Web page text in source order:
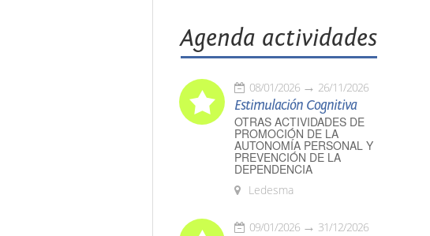
Agenda actividades
08/01/2026 26/11/2026
Estimulación Cognitiva
OTRAS ACTIVIDADES DE
PROMOCIÓN DE LA
AUTONOMÍA PERSONAL Y
PREVENCIÓN DE LA
DEPENDENCIA
Ledesma
09/01/2026 31/12/2026